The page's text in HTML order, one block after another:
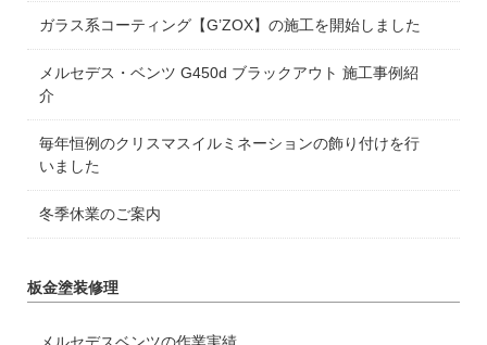
ガラス系コーティング【G’ZOX】の施工を開始しました
メルセデス・ベンツ G450d ブラックアウト 施工事例紹
介
毎年恒例のクリスマスイルミネーションの飾り付けを行
いました
冬季休業のご案内
板金塗装修理